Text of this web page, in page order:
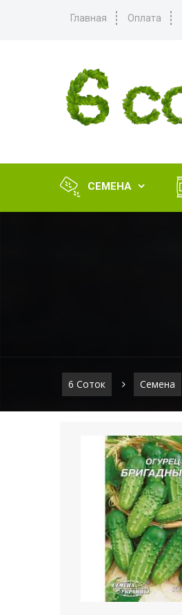
Главная Оплата
СЕМЕНА 
6 Соток Семена